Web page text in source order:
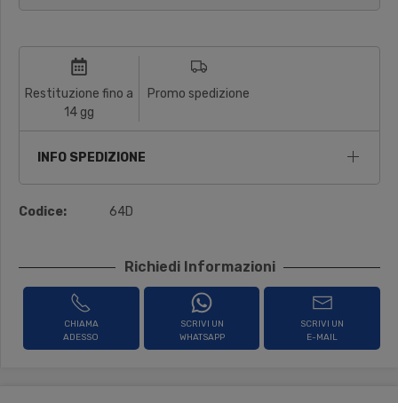
Restituzione fino a
14 gg
Promo spedizione
INFO SPEDIZIONE
Codice: 64D
Richiedi Informazioni
CHIAMA
ADESSO
SCRIVI UN
WHATSAPP
SCRIVI UN
E-MAIL